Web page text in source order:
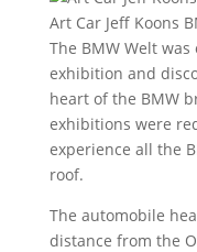
Art Car Jeff Koons
The BMW Welt
exhibition and
heart of the BMW
exhibitions were
experience all the
roof.
The automobile
distance from the